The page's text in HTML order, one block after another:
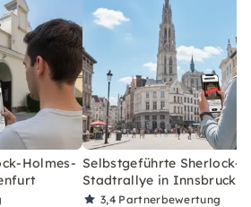
Holmes- Selbstgeführte Sherlock-
Stadtrallye in Innsbruck
3,4 Partnerbewertung